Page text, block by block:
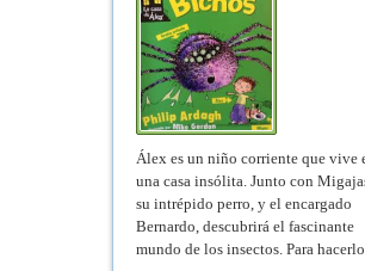
Álex es un niño corriente que vive
una casa insólita. Junto con
su intrépido perro, y el encargado
Bernardo, descubrirá el fascinante
mundo de los insectos. Para hacerlo